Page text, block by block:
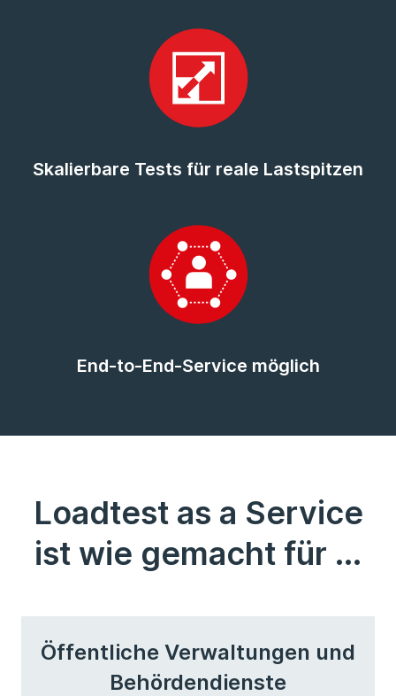
Skalierbare Tests für reale Lastspitzen
End-to-End-Service möglich
Loadtest as a Service
ist wie gemacht für ...
Öffentliche Verwaltungen und
Behördendienste